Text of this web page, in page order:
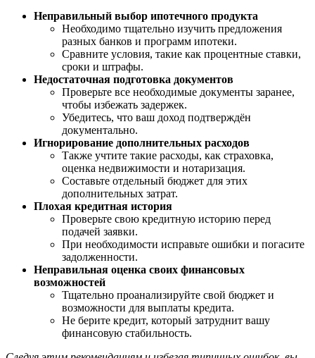
Неправильный выбор ипотечного продукта
Необходимо тщательно изучить предложения
разных банков и программ ипотеки.
Сравните условия, такие как процентные ставки,
сроки и штрафы.
Недостаточная подготовка документов
Проверьте все необходимые документы заранее,
чтобы избежать задержек.
Убедитесь, что ваш доход подтверждён
документально.
Игнорирование дополнительных расходов
Также учтите такие расходы, как страховка,
оценка недвижимости и нотаризация.
Составьте отдельный бюджет для этих
дополнительных затрат.
Плохая кредитная история
Проверьте свою кредитную историю перед
подачей заявки.
При необходимости исправьте ошибки и погасите
задолженности.
Неправильная оценка своих финансовых
возможностей
Тщательно проанализируйте свой бюджет и
возможности для выплаты кредита.
Не берите кредит, который затруднит вашу
финансовую стабильность.